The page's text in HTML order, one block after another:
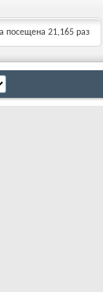
посещена 21,165 раз